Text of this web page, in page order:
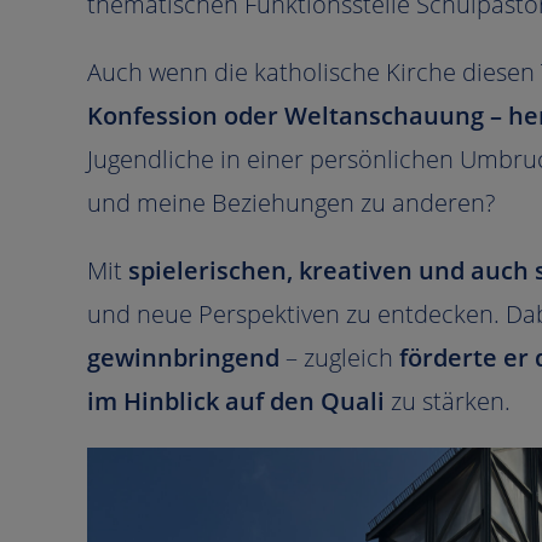
Auch wenn die katholische Kirche diesen
Konfession oder Weltanschauung –
Jugendliche in einer persönlichen
und meine Beziehungen zu anderen?
Mit spielerischen, kreativen und auch
und neue Perspektiven zu entdecken.
gewinnbringend – zugleich förderte er
im Hinblick auf den Quali zu stärken.